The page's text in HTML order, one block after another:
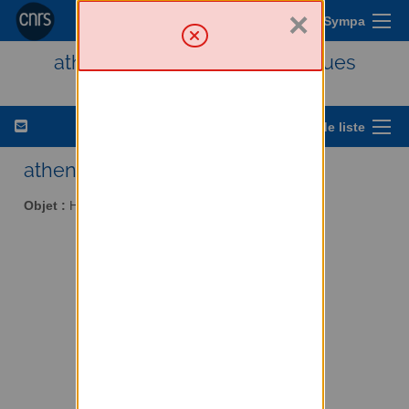
Menu Sympa
athena - Histoire des techniques
Options de liste
athena AT services.cnrs.fr
Objet : Histoire des techniques
×